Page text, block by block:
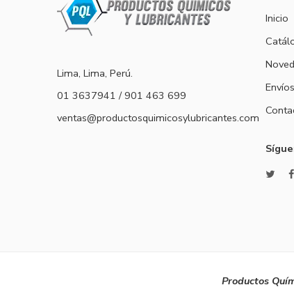
Lima, Lima, Perú.
01 3637941 / 901 463 699
ventas@productosquimicosylubricantes.com
Inicio
Envíos
Productos